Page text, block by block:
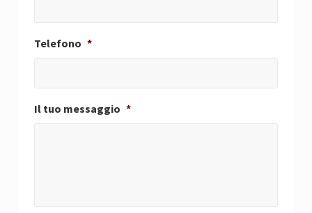
Telefono *
Il tuo messaggio *